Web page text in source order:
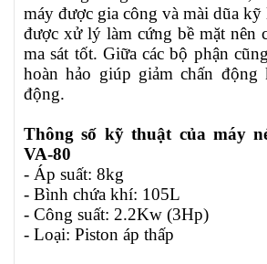
máy được gia công và mài dũa
được xử lý làm cứng bề mặt nên
ma sát tốt. Giữa các bộ phận
hoàn hảo giúp giảm chấn
động.
Thông số kỹ thuật của máy
VA-80
- Áp suất: 8kg
- Bình chứa khí: 105L
- Công suất: 2.2Kw (3Hp)
- Loại: Piston áp thấp